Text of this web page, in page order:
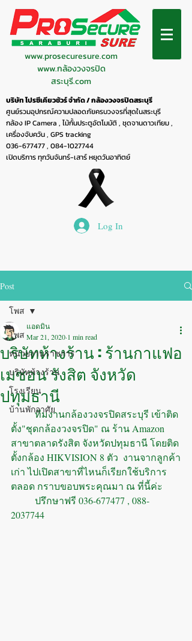
www.prosecuresure.com
www.กล้องวงจรปิด
สระบุรี.com
บริษัท โปรซีเคียวชัวร์ จำกัด / กล้องวงจรปิดสระบุรี
ศูนย์รวมอุปกรณ์ความปลอดภัยครบวงจรที่สุดในสระบุรี
กล้อง IP Camera , ไม้กั้นประตูอัตโมมัติ , ชุดจานดาวเทียม ,
เครื่องจับควัน , GPS tracking
036-677477, 084-1027744
เปิดบริการ ทุกวันจันทร์-เสาร์ หยุดวันอาทิตย์
Log In
Post
โพส
หน่วยงานราชการ
บริษัทห้างร้าน
โรงเรียน
บ้านพักอาศัย
โพส
บริษัทห้างร้าน : ร้านกาแฟอ
เมซอน รังสิต จังหวัด
ปทุมธานี
แอดมิน
Mar 21, 2020 1 min read
	ทีมงานกล้องวงจรปิดสระบุรี เข้าติด
ตั้ง"ชุดกล้องวงจรปิด" ณ ร้าน Amazon
สาขาตลาดรังสิต จังหวัดปทุมธานี โดยติด
ตั้งกล้อง HIKVISION 8 ตัว  งานจากลูกค้า
เก่า ไปเปิดสาขาที่ไหนก็เรียกใช้บริการ
ตลอด กราบขอบพระคุณมา ณ ที่นี้ค่ะ
2037744